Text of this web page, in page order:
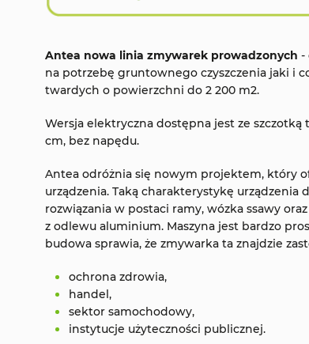
Antea nowa linia zmywarek prowadzonych -
na potrzebę gruntownego czyszczenia jaki i
twardych o powierzchni do 2 200 m2.
Wersja elektryczna dostępna jest ze szczotką
cm, bez napędu.
Antea odróżnia się nowym projektem, który
urządzenia. Taką charakterystykę
rozwiązania w postaci ramy, wózka ssawy
z odlewu aluminium. Maszyna jest bardzo
budowa sprawia, że zmywarka ta znajdzie
ochrona zdrowia,
handel,
sektor samochodowy,
instytucje użyteczności publicznej.